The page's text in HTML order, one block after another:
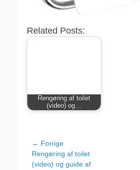
Related Posts:
Rengøring af toilet
(video) og…
Indlægsnavigation
← Forrige
Forrige
indlæg:
Rengøring af toilet
(video) og guide af